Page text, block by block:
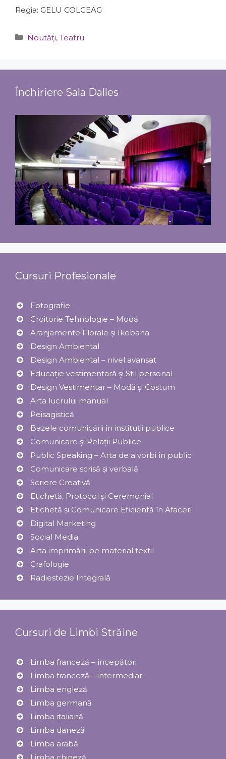
Regia: GELU COLCEAG
Categorii
Noutăți, Teatru
Închiriere Sala Dalles
Cursuri Profesionale
Fotografie
Croitorie Tehnologie – Modă
Aranjamente Florale şi Ikebana
Design Ambiental
Design Ambiental – nivel avansat
Educație vestimentară și Stil personal
Design Vestimentar – Modă şi Costum
Arta lucrului manual
Peisagistică
Bazele comunicării în instituții publice
Comunicare și Relaţii Publice
Public Speaking – Arta de a vorbi în public
Comunicare scrisă și verbală
Scriere Creativă
Etichetă, Protocol şi Ceremonial
Etichetă și Comunicare Eficientă în Afaceri
Digital Marketing
Social Media
Arta imprimării pe material textil
Grafologie
Radiestezie Integrală
Cursuri de Limbi Străine
Limba franceză – începători
Limba franceză – intermediar
Limba engleză
Limba germană
Limba italiană
Limba daneză
Limba arabă